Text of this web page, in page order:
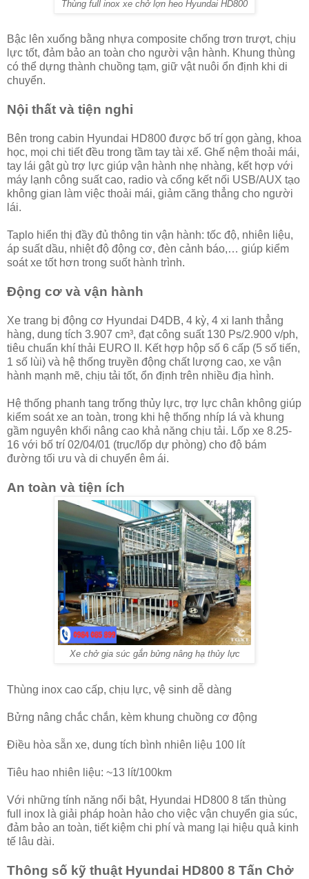
Thùng full inox xe chở lợn heo Hyundai HD800
Bậc lên xuống bằng nhựa composite chống trơn trượt, chịu
lực tốt, đảm bảo an toàn cho người vận hành. Khung thùng
có thể dựng thành chuồng tạm, giữ vật nuôi ổn định khi di
chuyển.
Nội thất và tiện nghi
Bên trong cabin Hyundai HD800 được bố trí gọn gàng, khoa
học, mọi chi tiết đều trong tầm tay tài xế. Ghế nệm thoải mái,
tay lái gật gù trợ lực giúp vận hành nhẹ nhàng, kết hợp với
máy lạnh công suất cao, radio và cổng kết nối USB/AUX tạo
không gian làm việc thoải mái, giảm căng thẳng cho người
lái.
Taplo hiển thị đầy đủ thông tin vận hành: tốc độ, nhiên liệu,
áp suất dầu, nhiệt độ động cơ, đèn cảnh báo,… giúp kiểm
soát xe tốt hơn trong suốt hành trình.
Động cơ và vận hành
Xe trang bị động cơ Hyundai D4DB, 4 kỳ, 4 xi lanh thẳng
hàng, dung tích 3.907 cm³, đạt công suất 130 Ps/2.900 v/ph,
tiêu chuẩn khí thải EURO II. Kết hợp hộp số 6 cấp (5 số tiến,
1 số lùi) và hệ thống truyền động chất lượng cao, xe vận
hành mạnh mẽ, chịu tải tốt, ổn định trên nhiều địa hình.
Hệ thống phanh tang trống thủy lực, trợ lực chân không giúp
kiểm soát xe an toàn, trong khi hệ thống nhíp lá và khung
gầm nguyên khối nâng cao khả năng chịu tải. Lốp xe 8.25-
16 với bố trí 02/04/01 (trục/lốp dự phòng) cho độ bám
đường tối ưu và di chuyển êm ái.
An toàn và tiện ích
Xe chở gia súc gắn bửng nâng hạ thủy lực
Thùng inox cao cấp, chịu lực, vệ sinh dễ dàng
Bửng nâng chắc chắn, kèm khung chuồng cơ động
Điều hòa sẵn xe, dung tích bình nhiên liệu 100 lít
Tiêu hao nhiên liệu: ~13 lít/100km
Với những tính năng nổi bật, Hyundai HD800 8 tấn thùng
full inox là giải pháp hoàn hảo cho việc vận chuyển gia súc,
đảm bảo an toàn, tiết kiệm chi phí và mang lại hiệu quả kinh
tế lâu dài.
Thông số kỹ thuật Hyundai HD800 8 Tấn Chở